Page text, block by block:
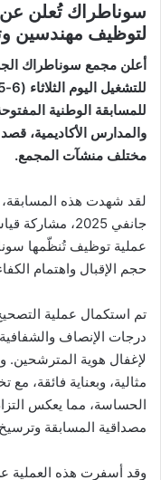
لتوظيف مهندسين
أعلن مجمع سوناطراك
للمسابقة الوطنية
والمدارس الأكاديمية،
مختلف منشآت المجمع.
عملية توظيف تُنظّمها
حجم الإقبال واهتمام
تم استكمال عملية
درجات الإنصاف
لإغفال هوية
مثالية، وبعناية فائقة،
الحساسة، مما يعكس
مصداقية المسابقة